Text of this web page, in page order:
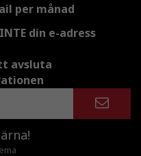
per månad
din e-adress
avsluta